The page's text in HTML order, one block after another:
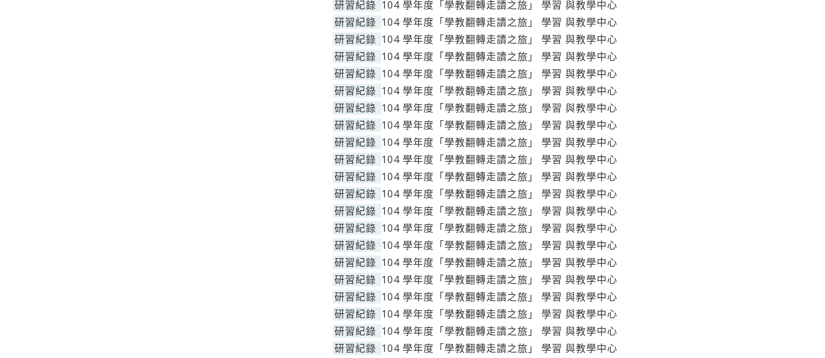
研習紀錄 104 學年度「學教翻轉走讀之旅」 學習 與教學中心
研習紀錄 104 學年度「學教翻轉走讀之旅」 學習 與教學中心
研習紀錄 104 學年度「學教翻轉走讀之旅」 學習 與教學中心
研習紀錄 104 學年度「學教翻轉走讀之旅」 學習 與教學中心
研習紀錄 104 學年度「學教翻轉走讀之旅」 學習 與教學中心
研習紀錄 104 學年度「學教翻轉走讀之旅」 學習 與教學中心
研習紀錄 104 學年度「學教翻轉走讀之旅」 學習 與教學中心
研習紀錄 104 學年度「學教翻轉走讀之旅」 學習 與教學中心
研習紀錄 104 學年度「學教翻轉走讀之旅」 學習 與教學中心
研習紀錄 104 學年度「學教翻轉走讀之旅」 學習 與教學中心
研習紀錄 104 學年度「學教翻轉走讀之旅」 學習 與教學中心
研習紀錄 104 學年度「學教翻轉走讀之旅」 學習 與教學中心
研習紀錄 104 學年度「學教翻轉走讀之旅」 學習 與教學中心
研習紀錄 104 學年度「學教翻轉走讀之旅」 學習 與教學中心
研習紀錄 104 學年度「學教翻轉走讀之旅」 學習 與教學中心
研習紀錄 104 學年度「學教翻轉走讀之旅」 學習 與教學中心
研習紀錄 104 學年度「學教翻轉走讀之旅」 學習 與教學中心
研習紀錄 104 學年度「學教翻轉走讀之旅」 學習 與教學中心
研習紀錄 104 學年度「學教翻轉走讀之旅」 學習 與教學中心
研習紀錄 104 學年度「學教翻轉走讀之旅」 學習 與教學中心
研習紀錄 104 學年度「學教翻轉走讀之旅」 學習 與教學中心